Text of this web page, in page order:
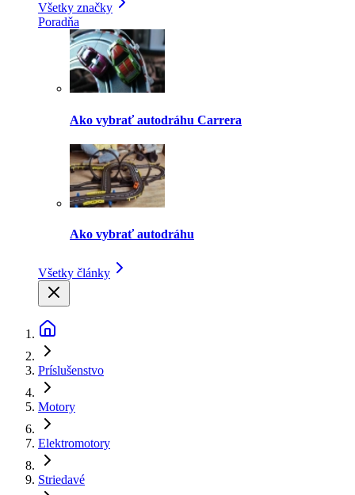
Všetky značky
Poradňa
Ako vybrať autodráhu Carrera
Ako vybrať autodráhu
Všetky články
Príslušenstvo
Motory
Elektromotory
Striedavé